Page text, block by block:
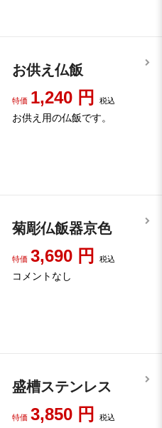
お供え仏飯
特価 1,240 円 税込
お供え用の仏飯です。
菊彫仏飯器京色
特価 3,690 円 税込
コメントなし
盛槽ステンレス
特価 3,850 円 税込